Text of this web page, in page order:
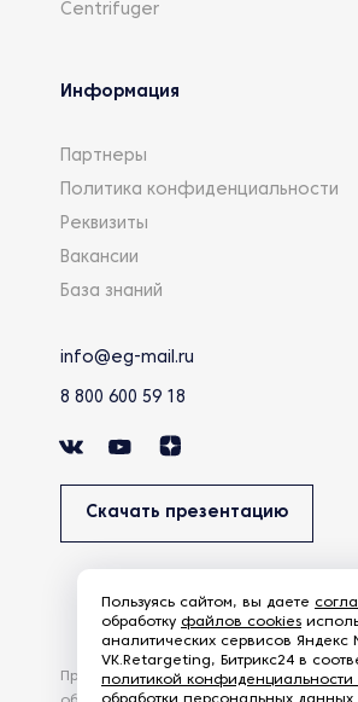
Centrifuger
Информация
Партнеры
Политика конфиденциальности
Реквизиты
Вакансии
База знаний
info@eg-mail.ru
8 800 600 59 18
Скачать презентацию
Продолжая использовать наш сайт,
Пользуясь сайтом, вы даете
обработку файлов cookies
аналитических сервисов Яндекс
VK.Retargeting, Битрикс24 в
политикой конфиденциальности